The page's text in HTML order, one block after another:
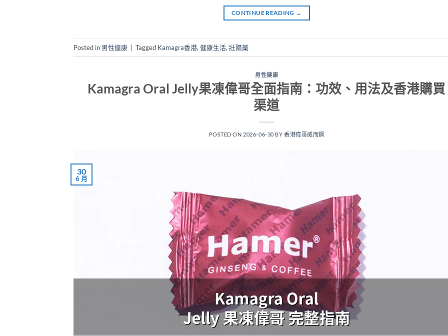
CONTINUE READING →
Posted in 男性健康 Tagged Kamagra香港, 健康生活, 壯陽藥
男性健康
Kamagra Oral Jelly果凍偉哥全面指南：功效、用法及香港購買
渠道
POSTED ON 2026-06-30 BY香港偉哥威而鋼
30
6 月